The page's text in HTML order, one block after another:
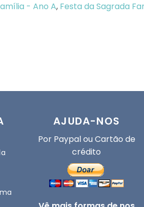
- Ano A, Festa da Sagrada
AJUDA-NOS
Por Paypal ou Cartão de
crédito